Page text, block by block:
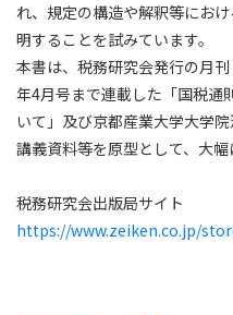
れ、規定の構造や解釈等にお
明することを試みています。
本書は、税務研究会発行の月
年4月号まで連載した「国税通
いて」及び京都産業大学大学
講義資料等を原型として、大幅
税務研究会出版局サイト
https://www.zeiken.co.jp/